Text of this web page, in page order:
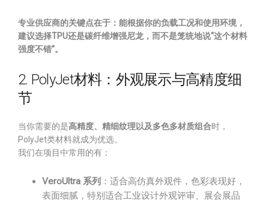
专业供应商的关键点在于：能根据你的负载工况和使用环境，
建议选择TPU还是碳纤维增强尼龙，而不是笼统地说“这个材料
强度不错”。
2. PolyJet材料：外观展示与高精度细
节
当你需要的是高精度、精细纹理以及多色多材质组合时，
PolyJet类材料就成为优选。
我们在项目中常用的有：
VeroUltra 系列 ：适合高仿真外观件，色彩表现好，
表面细腻，特别适合工业设计外观评审、展会展品